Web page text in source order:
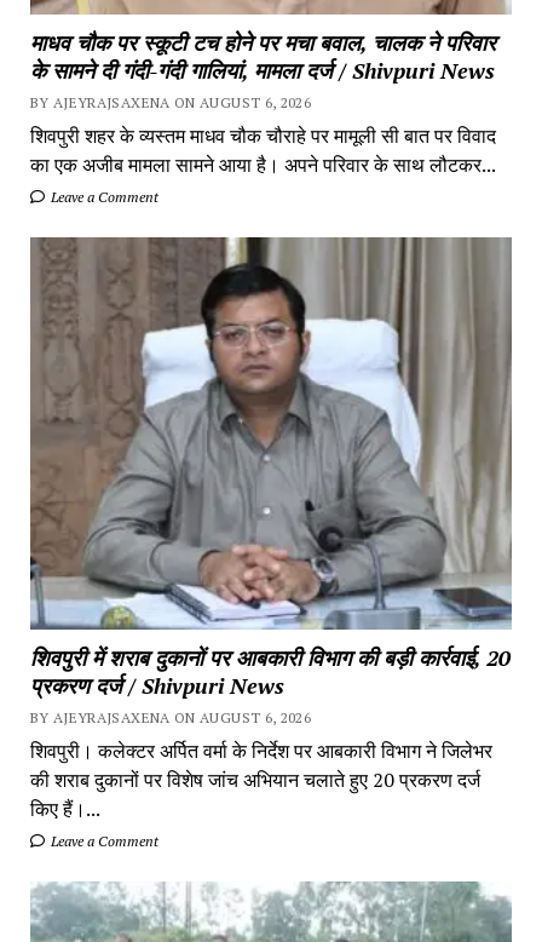
माधव चौक पर स्कूटी टच होने पर मचा बवाल, चालक ने परिवार
के सामने दी गंदी-गंदी गालियां, मामला दर्ज / Shivpuri News
BY AJEYRAJSAXENA ON AUGUST 6, 2026
शिवपुरी शहर के व्यस्तम माधव चौक चौराहे पर मामूली सी बात पर विवाद
का एक अजीब मामला सामने आया है। अपने परिवार के साथ लौटकर...
Leave a Comment
शिवपुरी में शराब दुकानों पर आबकारी विभाग की बड़ी कार्रवाई, 20
प्रकरण दर्ज / Shivpuri News
BY AJEYRAJSAXENA ON AUGUST 6, 2026
शिवपुरी। कलेक्टर अर्पित वर्मा के निर्देश पर आबकारी विभाग ने जिलेभर
की शराब दुकानों पर विशेष जांच अभियान चलाते हुए 20 प्रकरण दर्ज
किए हैं।...
Leave a Comment